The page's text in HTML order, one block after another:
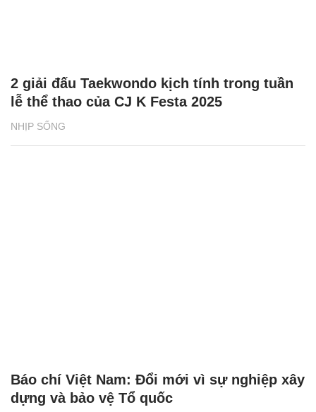
NHỊP SỐNG
2 giải đấu Taekwondo kịch tính trong tuần
lễ thể thao của CJ K Festa 2025
Báo chí Việt Nam: Đổi mới vì sự nghiệp xây
dựng và bảo vệ Tổ quốc